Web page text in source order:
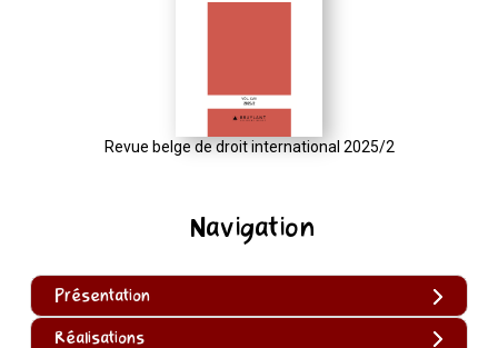
Navigation
Présentation
Réalisations
Revue belge de droit international 2025/2